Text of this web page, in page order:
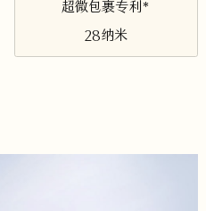
超微包裹专利*
28纳米